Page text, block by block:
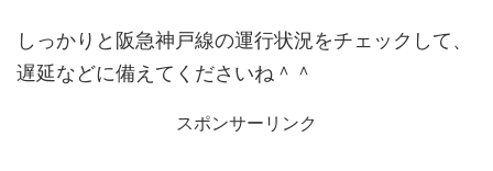
しっかりと阪急神戸線の運行状況をチェックして、
遅延などに備えてくださいね＾＾
スポンサーリンク